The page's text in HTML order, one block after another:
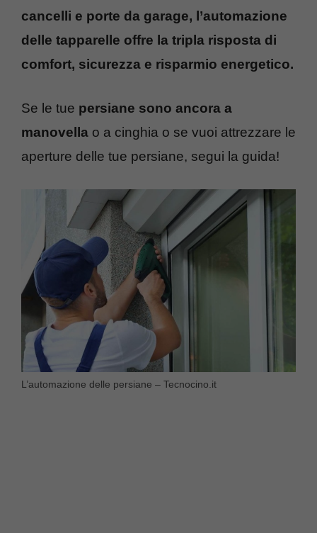
cancelli e porte da garage, l’automazione
delle tapparelle offre la tripla risposta di
comfort, sicurezza e risparmio energetico.
Se le tue persiane sono ancora a
manovella o a cinghia o se vuoi attrezzare le
aperture delle tue persiane, segui la guida!
L’automazione delle persiane – Tecnocino.it